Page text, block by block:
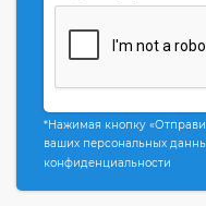
*Нажимая кнопку
ваших персональных
конфиденциальности